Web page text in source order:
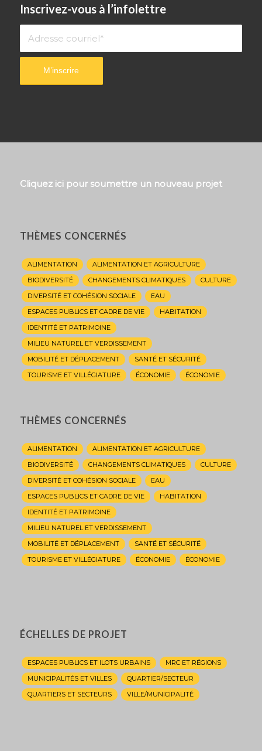
Inscrivez-vous à l’infolettre
Cliquez ici pour soumettre un nouveau projet
THÈMES CONCERNÉS
ALIMENTATION
ALIMENTATION ET AGRICULTURE
BIODIVERSITÉ
CHANGEMENTS CLIMATIQUES
CULTURE
DIVERSITÉ ET COHÉSION SOCIALE
EAU
ESPACES PUBLICS ET CADRE DE VIE
HABITATION
IDENTITÉ ET PATRIMOINE
MILIEU NATUREL ET VERDISSEMENT
MOBILITÉ ET DÉPLACEMENT
SANTÉ ET SÉCURITÉ
TOURISME ET VILLÉGIATURE
ÉCONOMIE ÉCONOMIE
THÈMES CONCERNÉS
ALIMENTATION
ALIMENTATION ET AGRICULTURE
BIODIVERSITÉ
CHANGEMENTS CLIMATIQUES
CULTURE
DIVERSITÉ ET COHÉSION SOCIALE
EAU
ESPACES PUBLICS ET CADRE DE VIE
HABITATION
IDENTITÉ ET PATRIMOINE
MILIEU NATUREL ET VERDISSEMENT
MOBILITÉ ET DÉPLACEMENT
SANTÉ ET SÉCURITÉ
TOURISME ET VILLÉGIATURE
ÉCONOMIE ÉCONOMIE
ÉCHELLES DE PROJET
ESPACES PUBLICS ET ILOTS URBAINS
MRC ET RÉGIONS
MUNICIPALITÉS ET VILLES
QUARTIER/SECTEUR
QUARTIERS ET SECTEURS
VILLE/MUNICIPALITÉ